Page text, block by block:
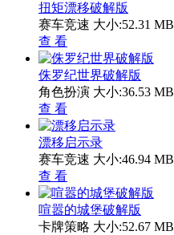
扭矩漂移破解版
赛车竞速 大小:52.31 MB
查 看
侏罗纪世界破解版
角色扮演 大小:36.53 MB
查 看
漂移启示录
赛车竞速 大小:46.94 MB
查 看
喧嚣的城堡破解版
卡牌策略 大小:52.67 MB